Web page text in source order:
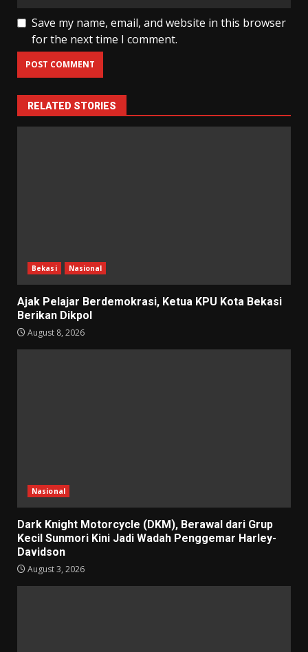
Save my name, email, and website in this browser
for the next time I comment.
RELATED STORIES
Bekasi Nasional
Ajak Pelajar Berdemokrasi, Ketua KPU Kota Bekasi
Berikan Dikpol
August 8, 2026
Nasional
Dark Knight Motorcycle (DKM), Berawal dari Grup
Kecil Sunmori Kini Jadi Wadah Penggemar Harley-
Davidson
August 3, 2026